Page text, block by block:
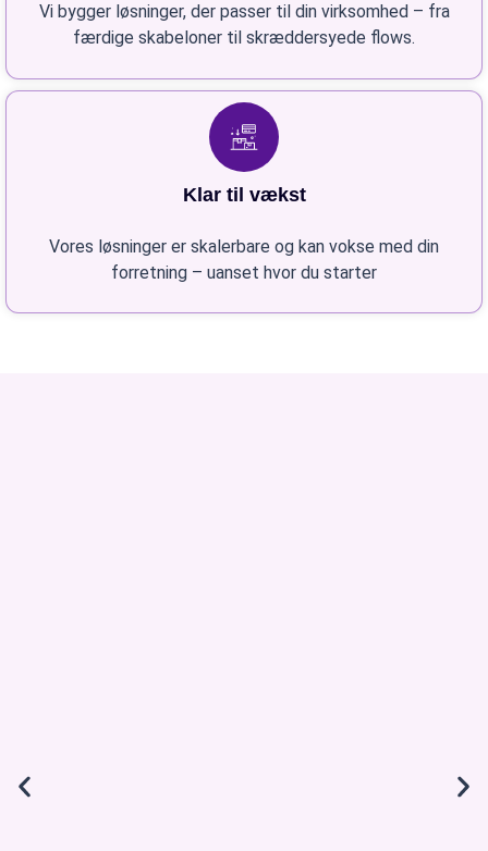
Vi bygger løsninger, der passer til din virksomhed – fra
færdige skabeloner til skræddersyede flows.
Klar til vækst
Vores løsninger er skalerbare og kan vokse med din
forretning – uanset hvor du starter